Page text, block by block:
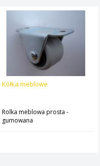
Kółka meblowe
Rolka meblowa prosta -
gumowana